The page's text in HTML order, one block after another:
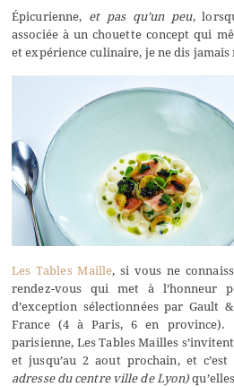
Épicurienne, et pas qu’un peu,
associée à un chouette concept qui
et expérience culinaire, je ne dis jamais
Les Tables Maille, si vous ne
rendez-vous qui met à l’honneur
d’exception sélectionnées par
France (4 à Paris, 6 en province).
parisienne, Les Tables Mailles
et jusqu’au 2 aout prochain, et c’est
adresse du centre ville de Lyon)